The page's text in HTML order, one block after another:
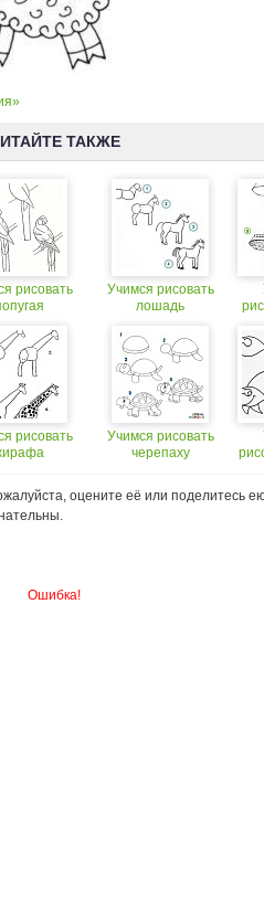
ТАКЖЕ
рисовать
рисовать
Учимся рисовать
лошадь
Учимся рисовать
черепаху
оцените её или поделитесь
Ошибка!